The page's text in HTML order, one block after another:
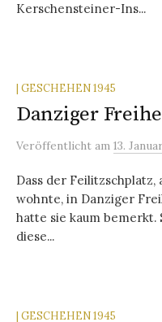
Kerschensteiner-Ins...
| GESCHEHEN 1945
Danziger
Veröffentlicht am 13.
Dass der
wohnte, in Danziger
hatte sie kaum
diese...
| GESCHEHEN 1945